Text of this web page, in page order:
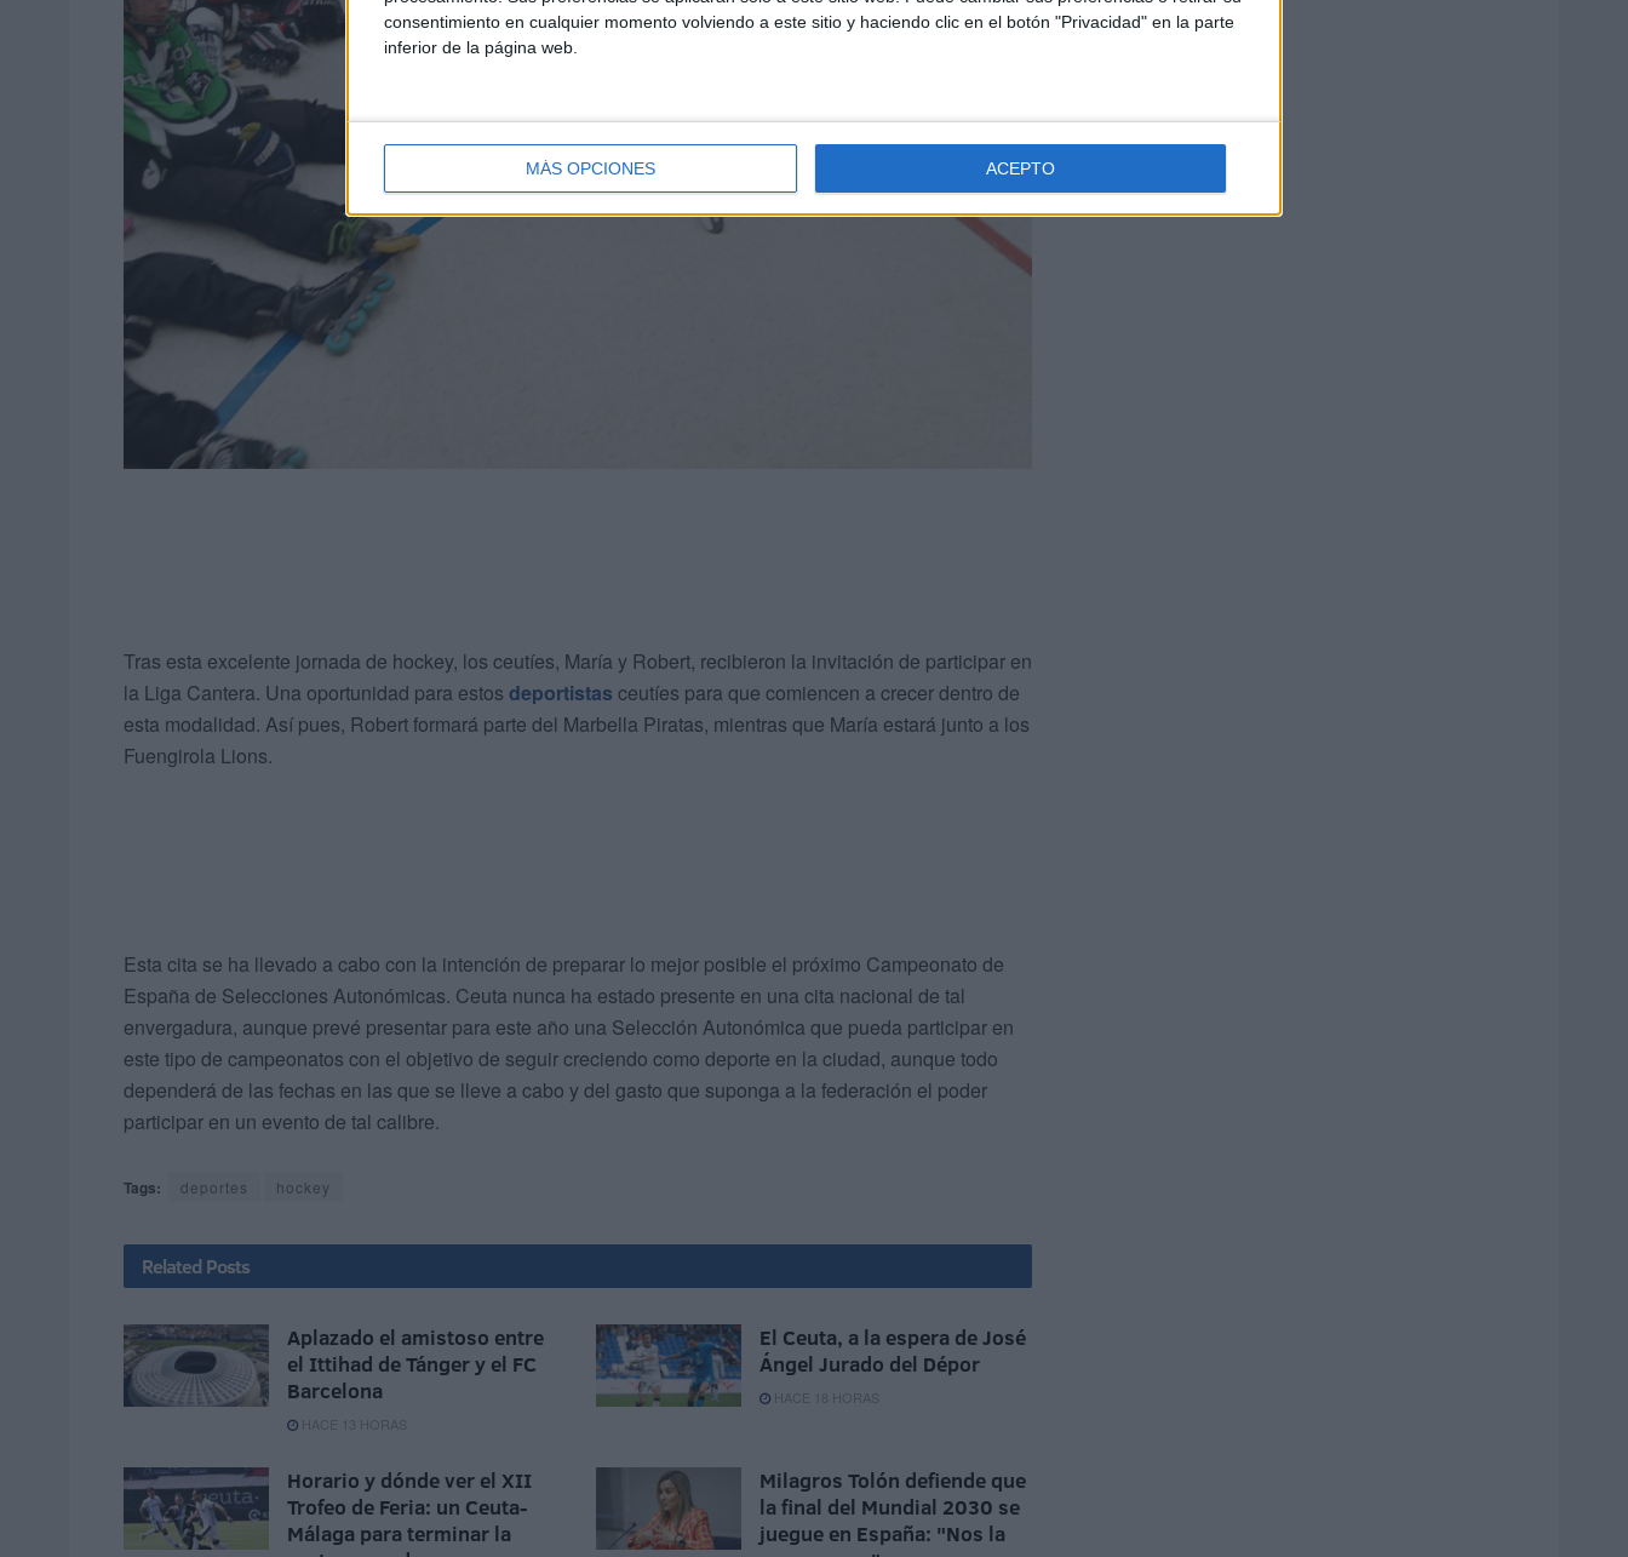
consentimiento en cualquier momento volviendo a este sitio y haciendo clic en el botón "Privacidad" en la parte
inferior de la página web.
MÁS OPCIONES ACEPTO
Tras esta excelente jornada de hockey, los ceutíes, María y Robert, recibieron la invitación de participar en
la Liga Cantera. Una oportunidad para estos deportistas ceutíes para que comiencen a crecer dentro de
esta modalidad. Así pues, Robert formará parte del Marbella Piratas, mientras que María estará junto a los
Fuengirola Lions.
Esta cita se ha llevado a cabo con la intención de preparar lo mejor posible el próximo Campeonato de
España de Selecciones Autonómicas. Ceuta nunca ha estado presente en una cita nacional de tal
envergadura, aunque prevé presentar para este año una Selección Autonómica que pueda participar en
este tipo de campeonatos con el objetivo de seguir creciendo como deporte en la ciudad, aunque todo
dependerá de las fechas en las que se lleve a cabo y del gasto que suponga a la federación el poder
participar en un evento de tal calibre.
Tags: deportes hockey
Related Posts
Aplazado el amistoso entre
el Ittihad de Tánger y el FC
Barcelona
HACE 13 HORAS
El Ceuta, a la espera de José
Ángel Jurado del Dépor
HACE 18 HORAS
Horario y dónde ver el XII
Trofeo de Feria: un Ceuta-
Málaga para terminar la
Milagros Tolón defiende que
la final del Mundial 2030 se
juegue en España: "Nos la